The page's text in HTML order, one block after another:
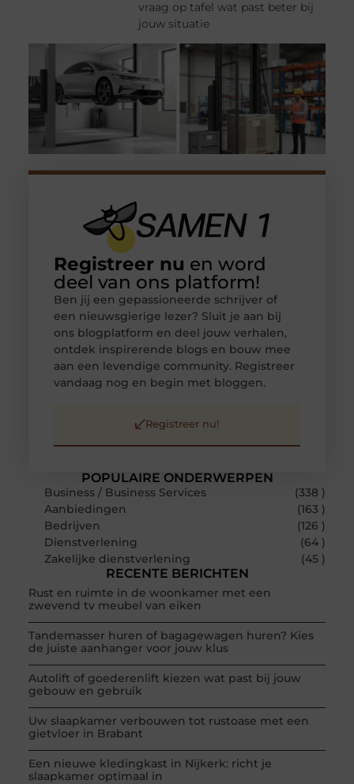
vraag op tafel wat past beter bij
jouw situatie
POPULAIRE ONDERWERPEN
Business / Business Services
(338 )
Aanbiedingen
(163 )
Bedrijven
(126 )
Dienstverlening
(64 )
Zakelijke dienstverlening
(45 )
RECENTE BERICHTEN
Rust en ruimte in de woonkamer met een
zwevend tv meubel van eiken
Tandemasser huren of bagagewagen huren? Kies
de juiste aanhanger voor jouw klus
Autolift of goederenlift kiezen wat past bij jouw
gebouw en gebruik
Uw slaapkamer verbouwen tot rustoase met een
gietvloer in Brabant
Een nieuwe kledingkast in Nijkerk: richt je
slaapkamer optimaal in
Registreer nu en word
deel van ons platform!
Ben jij een gepassioneerde schrijver of
een nieuwsgierige lezer? Sluit je aan bij
ons blogplatform en deel jouw verhalen,
ontdek inspirerende blogs en bouw mee
aan een levendige community. Registreer
vandaag nog en begin met bloggen.
Registreer nu!